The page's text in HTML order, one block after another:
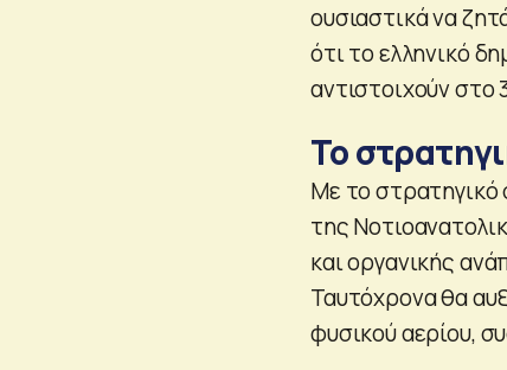
ουσιαστικά να
ότι το ελληνικό
αντιστοιχούν στο
Το
Με το στρατηγικό
της
και οργανικής
Ταυτόχρονα θα
φυσικού αερίου,